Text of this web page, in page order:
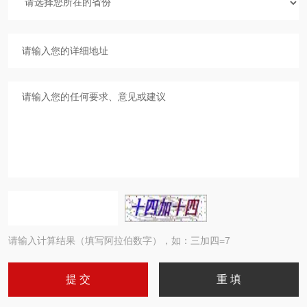
请输入计算结果（填写阿拉伯数字），如：三加四=7